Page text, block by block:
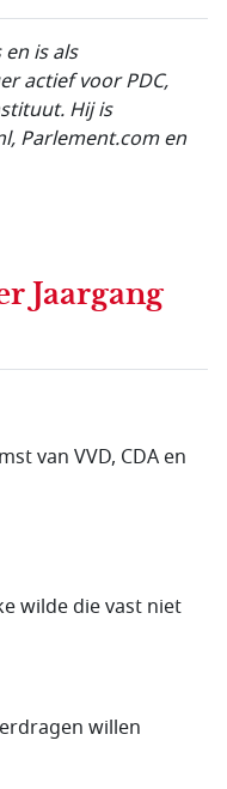
is als
actief voor PDC,
Hij is
Parlement.com en
Jaargang
van VVD, CDA en
wilde die vast niet
willen